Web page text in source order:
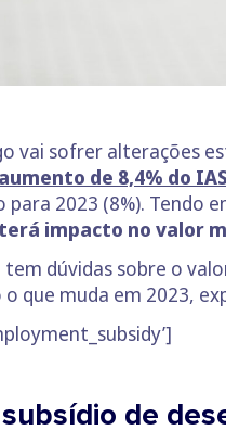
vai sofrer alterações
de 8,4% do
2023 (8%). Tendo
impacto no valor
dúvidas sobre o
o que muda em 2023,
de